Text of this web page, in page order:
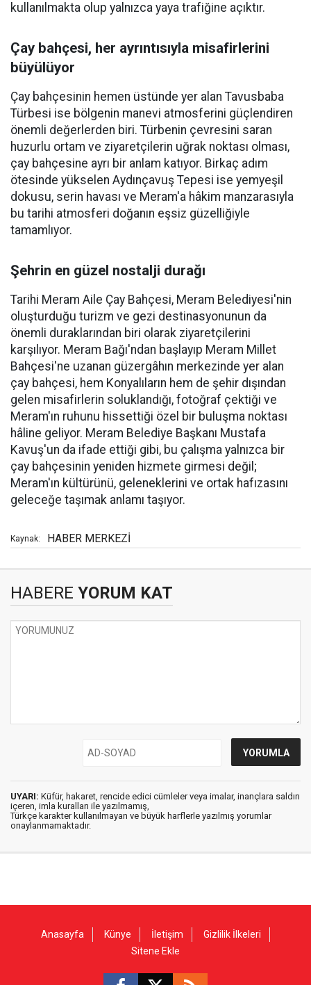
kullanılmakta olup yalnızca yaya trafiğine açıktır.
Çay bahçesi, her ayrıntısıyla misafirlerini
büyülüyor
Çay bahçesinin hemen üstünde yer alan Tavusbaba
Türbesi ise bölgenin manevi atmosferini güçlendiren
önemli değerlerden biri. Türbenin çevresini saran
huzurlu ortam ve ziyaretçilerin uğrak noktası olması,
çay bahçesine ayrı bir anlam katıyor. Birkaç adım
ötesinde yükselen Aydınçavuş Tepesi ise yemyeşil
dokusu, serin havası ve Meram'a hâkim manzarasıyla
bu tarihi atmosferi doğanın eşsiz güzelliğiyle
tamamlıyor.
Şehrin en güzel nostalji durağı
Tarihi Meram Aile Çay Bahçesi, Meram Belediyesi'nin
oluşturduğu turizm ve gezi destinasyonunun da
önemli duraklarından biri olarak ziyaretçilerini
karşılıyor. Meram Bağı'ndan başlayıp Meram Millet
Bahçesi'ne uzanan güzergâhın merkezinde yer alan
çay bahçesi, hem Konyalıların hem de şehir dışından
gelen misafirlerin soluklandığı, fotoğraf çektiği ve
Meram'ın ruhunu hissettiği özel bir buluşma noktası
hâline geliyor. Meram Belediye Başkanı Mustafa
Kavuş'un da ifade ettiği gibi, bu çalışma yalnızca bir
çay bahçesinin yeniden hizmete girmesi değil;
Meram'ın kültürünü, geleneklerini ve ortak hafızasını
geleceğe taşımak anlamı taşıyor.
Kaynak: HABER MERKEZİ
HABERE YORUM KAT
UYARI: Küfür, hakaret, rencide edici cümleler veya imalar, inançlara saldırı
içeren, imla kuralları ile yazılmamış,
Türkçe karakter kullanılmayan ve büyük harflerle yazılmış yorumlar
onaylanmamaktadır.
Anasayfa Künye İletişim
Gizlilik İlkeleri
Sitene Ekle